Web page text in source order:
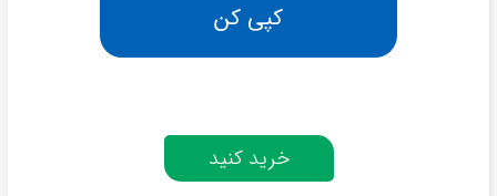
کپی کن
خرید کنید